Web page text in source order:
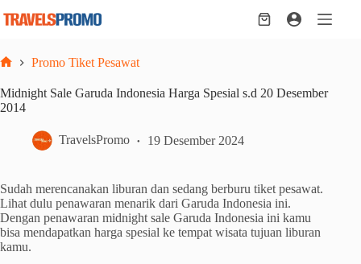
Shopping
Promo Tiket Pesawat
Midnight Sale Garuda Indonesia Harga Spesial s.d 20 Desember
2014
TravelsPromo 19 Desember 2024
Sudah merencanakan liburan dan sedang berburu tiket pesawat.
Lihat dulu penawaran menarik dari Garuda Indonesia ini.
Dengan penawaran midnight sale Garuda Indonesia ini kamu
bisa mendapatkan harga spesial ke tempat wisata tujuan liburan
kamu.